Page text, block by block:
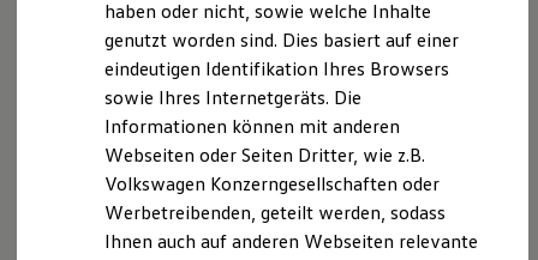
Unser Ansatz
Klimafreundlicher Strom
Reichweite & Ladelösungen
Reichweitensimulator
Ladezeitensimulator
Ladelösungen für Privatkunden
Ladelösungen für Gewerbekunden
Bidirektionales Laden
Förderung & Kosten der Elektrofahrzeuge
Fördermöglichkeiten für Privatkunden
Zusammenhang mit Ihrem Besuch unserer Webseite.
B. Verarbeitung Ihrer personenbezogenen Daten
Unsere Webseite bietet Ihnen verschiedene
Angebote, die wir Ihnen in Bezug auf dabei durch uns
verarbeitete personenbezogene Daten im Folgenden
näher erläutern möchten. Bei der
haben oder nicht, sowie welche Inhalte
genutzt worden sind. Dies basiert auf einer
eindeutigen Identifikation Ihres Browsers
sowie Ihres Internetgeräts. Die
Informationen können mit anderen
Webseiten oder Seiten Dritter, wie z.B.
Volkswagen Konzerngesellschaften oder
Werbetreibenden, geteilt werden, sodass
Ihnen auch auf anderen Webseiten relevante